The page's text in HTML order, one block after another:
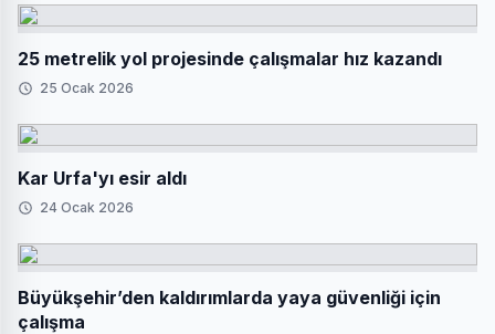
25 metrelik yol projesinde çalışmalar hız kazandı
25 Ocak 2026
Kar Urfa'yı esir aldı
24 Ocak 2026
Büyükşehir’den kaldırımlarda yaya güvenliği için
çalışma